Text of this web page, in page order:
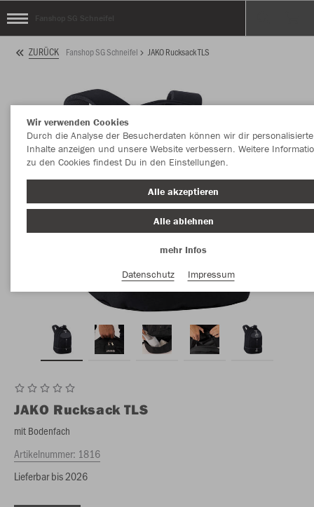
ZURÜCK Fanshop SG Schneifel JAKO Rucksack TLS
JAKO Rucksack TLS
mit Bodenfach
Artikelnummer: 1816
Lieferbar bis 2026
Wir verwenden Cookies
Durch die Analyse der Besucherdaten können wir dir personalisierte
Inhalte anzeigen und unsere Website verbessern. Weitere
zu den Cookies findest Du in den Einstellungen.
Alle akzeptieren
Alle ablehnen
mehr Infos
Datenschutz
Impressum